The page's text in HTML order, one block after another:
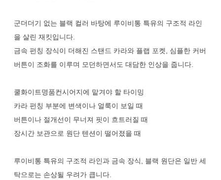
군더더기 없는 블랙 컬러 바탕에 루이비통 특유의 구조적 라인
을 살린 재킷입니다.
금속 펀칭 장식이 더해진 스탠드 카라와 플랩 포켓, 심플한 커버
버튼이 조화를 이루며 모던하면서도 대담한 인상을 줍니다.
쿨화이트명품컨시어지에 맡겨야 할 타이밍
카라 펀칭 부분에 변색이나 얼룩이 보일 때
버튼이나 절개선이 무너져 핏이 흐트러질 때
장시간 보관으로 원단 텐션이 떨어졌을 때
루이비통 특유의 구조적 라인과 금속 장식, 블랙 원단은 일반 세
탁으로는 손상될 우려가 큽니다.